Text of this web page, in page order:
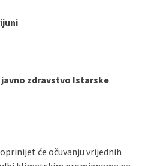
zdravstvo Istarske
će očuvanju vrijednih